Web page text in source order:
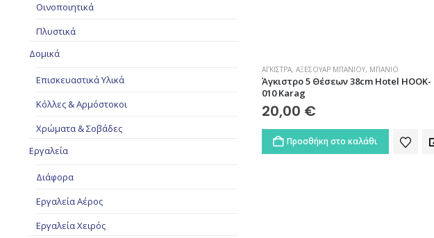
ΆΓΚΙΣΤΡΑ, ΑΞΕΣΟΥΆΡ ΜΠΆΝΙΟΥ, ΜΠΆΝΙΟ
Άγκιστρο 5 Θέσεων 38cm Hotel HOOK-
010 Karag
20,00 €
Προσθήκη στο καλάθι
Οινοποιητικά
Πλυστικά
Δομικά
Επισκευαστικά Υλικά
Κόλλες & Αρμόστοκοι
Χρώματα & Σοβάδες
Εργαλεία
Διάφορα
Εργαλεία Αέρος
Εργαλεία Χειρός